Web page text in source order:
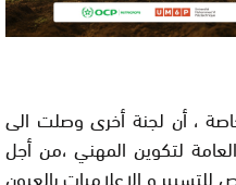
، أن لجنة أخرى وصلت الى
لتكوين المهني ،من أجل
و الاعلاميات بالعيون